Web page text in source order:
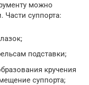
можно
Части суппорта:
подставки;
кручения
суппорта;